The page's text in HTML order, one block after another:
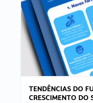
TENDÊNCIAS DO
CRESCIMENTO DO